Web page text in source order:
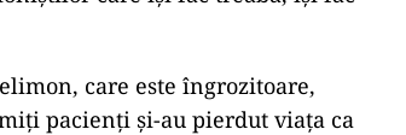
care este îngrozitoare,
pacienți și-au pierdut viața ca